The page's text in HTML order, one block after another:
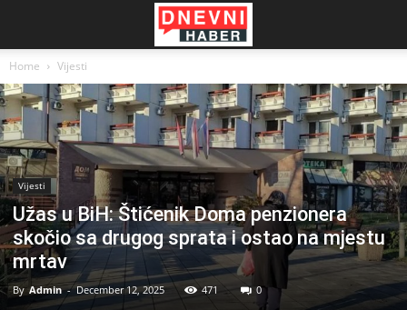
Home Vijesti
Vijesti
Užas u BiH: Štićenik Doma penzionera
skočio sa drugog sprata i ostao na mjestu
mrtav
By Admin - December 12, 2025 471 0